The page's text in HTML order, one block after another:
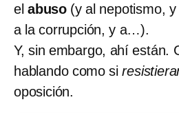
el abuso (y al nepotismo,
a la corrupción, y a…).
Y, sin embargo, ahí están.
hablando como si
oposición.